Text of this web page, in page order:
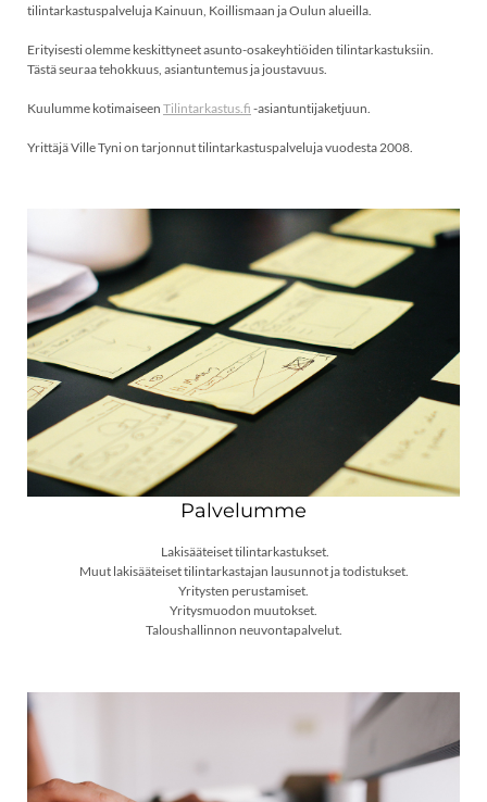
tilintarkastuspalveluja Kainuun, Koillismaan ja Oulun alueilla.
Erityisesti olemme keskittyneet asunto-osakeyhtiöiden tilintarkastuksiin.
Tästä seuraa tehokkuus, asiantuntemus ja joustavuus.
Kuulumme kotimaiseen Tilintarkastus.fi -asiantuntijaketjuun.
Yrittäjä Ville Tyni on tarjonnut tilintarkastuspalveluja vuodesta 2008.
Palvelumme
Lakisääteiset tilintarkastukset.
Muut lakisääteiset tilintarkastajan lausunnot ja todistukset.
Yritysten perustamiset.
Yritysmuodon muutokset.
Taloushallinnon neuvontapalvelut.